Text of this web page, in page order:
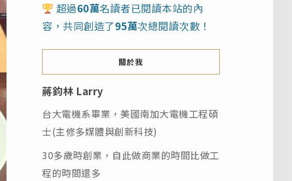
超過60萬名讀者已閱讀本站的內
容，共同創造了95萬次總閱讀次數！
關於我
蔣鈞林 Larry
台大電機系畢業，美國南加大電機工程碩
士(主修多媒體與創新科技)
30多歲時創業，自此做商業的時間比做工
程的時間還多